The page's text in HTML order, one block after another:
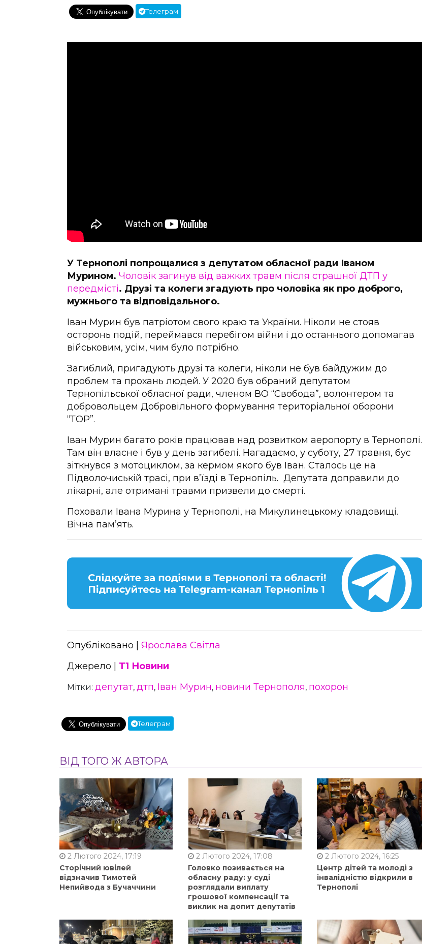
Телеграм
У Тернополі попрощалися з депутатом обласної ради Іваном
Мурином. Чоловік загинув від важких травм після страшної ДТП у
передмісті. Друзі та колеги згадують про чоловіка як про доброго,
мужнього та відповідального.
Іван Мурин був патріотом свого краю та України. Ніколи не стояв
осторонь подій, переймався перебігом війни і до останнього допомагав
військовим, усім, чим було потрібно.
Загиблий, пригадують друзі та колеги, ніколи не був байдужим до
проблем та прохань людей. У 2020 був обраний депутатом
Тернопільської обласної ради, членом ВО “Свобода”, волонтером та
добровольцем Добровільного формування територіальної оборони
“ТОР”.
Іван Мурин багато років працював над розвитком аеропорту в Тернополі.
Там він власне і був у день загибелі. Нагадаємо, у суботу, 27 травня, бус
зіткнувся з мотоциклом, за кермом якого був Іван. Сталось це на
Підволочиській трасі, при в’їзді в Тернопіль. Депутата доправили до
лікарні, але отримані травми призвели до смерті.
Поховали Івана Мурина у Тернополі, на Микулинецькому кладовищі.
Вічна пам’ять.
Опубліковано | Ярослава Світла
Джерело | Т1 Новини
Мітки: депутат, дтп, Іван Мурин, новини Тернополя, похорон
Телеграм
ВІД ТОГО Ж АВТОРА
2 Лютого 2024, 17:19
Сторічний ювілей
відзначив Тимотей
Непийвода з Бучаччини
2 Лютого 2024, 17:08
Головко позивається на
обласну раду: у суді
розглядали виплату
грошової компенсації та
виклик на допит депутатів
2 Лютого 2024, 16:25
Центр дітей та молоді з
інвалідністю відкрили в
Тернополі